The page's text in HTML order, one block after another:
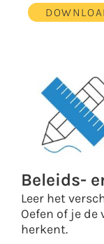
Beleids-
Leer het
Oefen of je
herkent.